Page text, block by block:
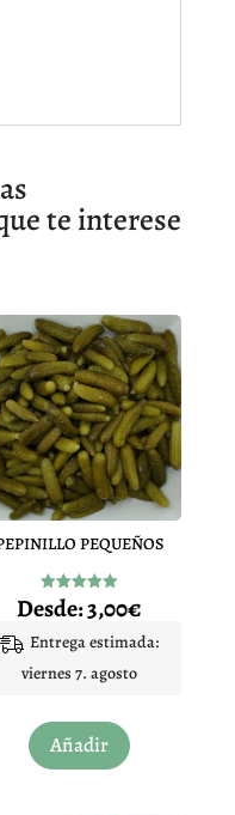
te interese
PEQUEÑOS
Valorado
con
de 5
Desde:3,00€
Entrega estimada:
viernes 7. agosto
Añadir
producto